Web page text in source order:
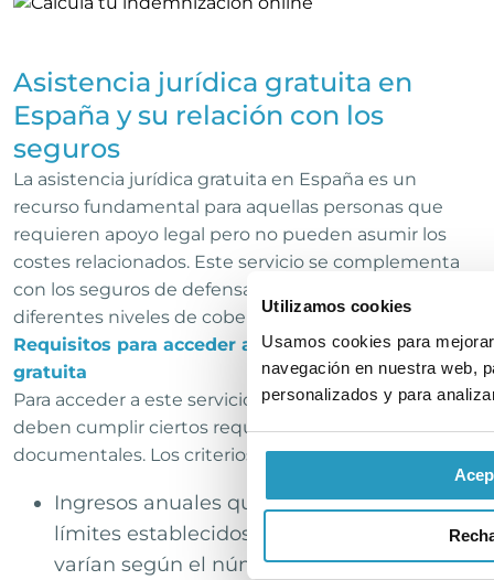
Utilizamos cookies
Usamos cookies para
navegación en nuestra web,
personalizados y para
Asistencia jurídica gratuita en
España y su relación con los
seguros
La asistencia jurídica gratuita en España es un
recurso fundamental para aquellas personas que
requieren apoyo legal pero no pueden asumir los
costes relacionados. Este servicio se complementa
con los seguros de defensa jurídica, ofreciendo
diferentes niveles de cobertura y ayuda legal.
Requisitos para acceder a la asistencia jurídica
gratuita
Para acceder a este servicio en territorio español, se
deben cumplir ciertos requisitos económicos y
documentales. Los criterios más comunes incluyen:
Ingresos anuales que no superen los
límites establecidos por la ley, los cuales
varían según el número de miembros en